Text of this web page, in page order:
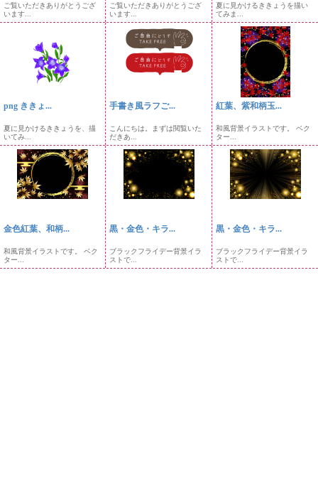
ご覧いただきありがとうござ
います...
ご覧いただきありがとうござ
います...
夏に見かけるききょうを描い
てみま...
png ききょ...
夏に見かけるききょうを、描
いてみ...
手書き風ラフご...
こんにちは。まずは閲覧いた
だきあ...
紅葉、紫和柄玉...
和風背景イラストです。 ベク
ター...
金色紅葉、和柄...
和風背景イラストです。 ベク
ター...
黒・金色・キラ...
ブラックフライデー背景イラ
ストで...
黒・金色・キラ...
ブラックフライデー背景イラ
ストで...